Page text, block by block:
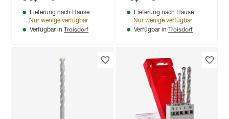
Lieferung nach Hause
Nur wenige verfügbar
Verfügbar in Troisdorf
Lieferung nach Hause
Nur wenige verfügbar
Verfügbar in Troisdorf